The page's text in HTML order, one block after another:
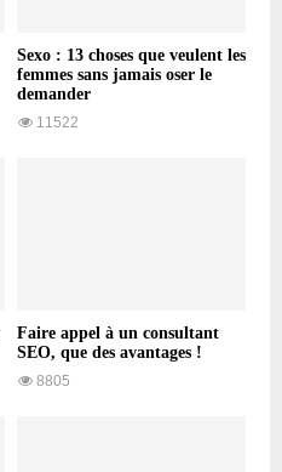
Sexo : 13 choses que veulent les
femmes sans jamais oser le
demander
11522
Faire appel à un consultant
SEO, que des avantages !
8805